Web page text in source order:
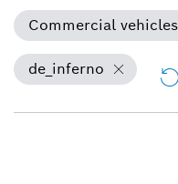
Commercial vehicles
de_inferno